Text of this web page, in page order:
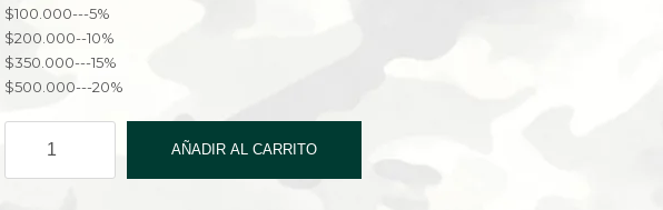
$100.000---5%
$200.000--10%
$350.000---15%
$500.000---20%
CARTUCHERA
AÑADIR AL CARRITO